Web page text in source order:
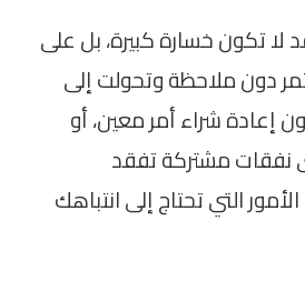
لا تكون خسارة كبيرة، بل على
دون ملاحظة وتحولت إلى
إعادة شراء أمر معين، أو
نفقات مشتركة تفقد
التي تحتاج إلى انتباهك